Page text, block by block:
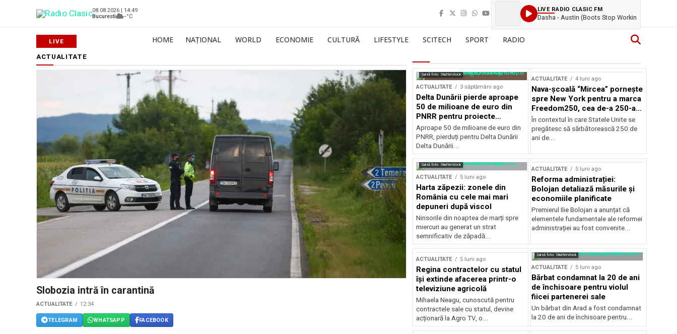
08.08.2026 | 14:49
Bucuresti
--°C
LIVE RADIO CLASIC FM
Dasha - Austin (Boots Stop Workin
HOME NAȚIONAL WORLD ECONOMIE CULTURĂ LIFESTYLE SCITECH SPORT RADIO
ACTUALITATE
Slobozia intră în carantină
ACTUALITATE 12:34
TELEGRAM WHATSAPP FACEBOOK
Sursă foto: Shutterstock
ACTUALITATE 3 săptămâni ago
Delta Dunării pierde aproape
50 de milioane de euro din
PNRR pentru proiecte
esențiale
Aproape 50 de milioane de euro din
PNRR, pierduți pentru Delta Dunării
Delta Dunării...
ACTUALITATE 4 luni ago
Nava-școală “Mircea” pornește
spre New York pentru a marca
Freedom250, cea de-a 250-a
aniversare a Statelor Unite
În contextul în care Statele Unite se
pregătesc să sărbătorească 250 de
ani de...
Sursă foto: Shutterstock
ACTUALITATE 5 luni ago
Harta zăpezii: zonele din
România cu cele mai mari
depuneri după viscol
Ninsorile din noaptea de marți spre
miercuri au generat un strat
semnificativ de zăpadă...
ACTUALITATE 5 luni ago
Reforma administrației:
Bolojan detaliază măsurile și
economiile planificate
Premierul Ilie Bolojan a anunțat că
elementele fundamentale ale reformei
administrației au fost convenite...
ACTUALITATE 5 luni ago
Regina contractelor cu statul
își extinde afacerea printr-o
televiziune agricolă
Mihaela Neagu, cunoscută pentru
contractele sale cu statul, devine
acționară la Agro TV, o...
Sursă foto: Shutterstock
ACTUALITATE 5 luni ago
Bărbat condamnat la 20 de ani
de închisoare pentru violul
fiicei partenerei sale
Un bărbat din Arad a fost condamnat
la 20 de ani de închisoare pentru...